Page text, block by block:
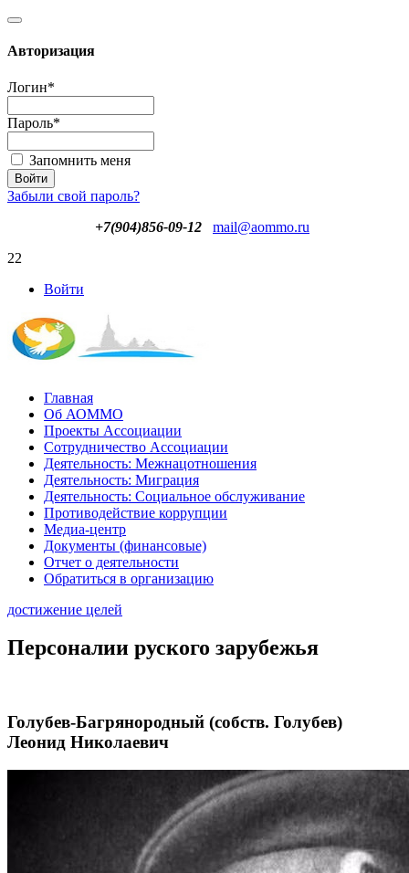
Авторизация
Логин*
Пароль*
Запомнить меня
Забыли свой пароль?
+7(904)856-09-12
mail@aommo.ru
22
Войти
Главная
Об АОММО
Проекты Ассоциации
Сотрудничество Ассоциации
Деятельность: Межнацотношения
Деятельность: Миграция
Деятельность: Социальное обслуживание
Противодействие коррупции
Медиа-центр
Документы (финансовые)
Отчет о деятельности
Обратиться в организацию
достижение целей
Персоналии руского зарубежья
Голубев-Багрянородный (собств. Голубев)
Леонид Николаевич